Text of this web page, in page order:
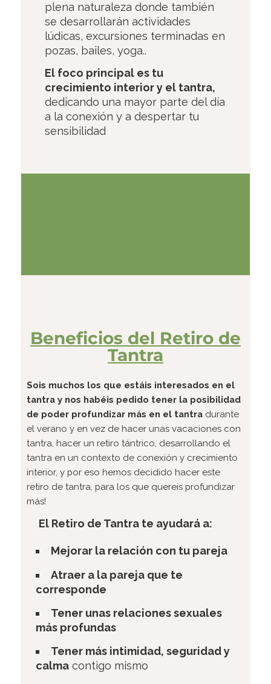
plena naturaleza donde también
se desarrollarán actividades
lúdicas, excursiones terminadas en
pozas, bailes, yoga..
El foco principal es tu
crecimiento interior y el tantra,
dedicando una mayor parte del día
a la conexión y a despertar tu
sensibilidad
Beneficios del Retiro de
Tantra
Sois muchos los que estáis interesados en el
tantra y nos habéis pedido tener la posibilidad
de poder profundizar más en el tantradurante
el verano y en vez de hacer unas vacaciones con
tantra, hacer un retiro tántrico, desarrollando el
tantra en un contexto de conexión y crecimiento
interior, y por eso hemos decidido hacer este
retiro de tantra, para los que quereis profundizar
más!
El Retiro de Tantra te ayudará a:
Mejorar la relación con tu pareja
Atraer a la pareja que te
corresponde
Tener unas relaciones sexuales
más profundas
Tener más intimidad, seguridad y
calmacontigo mismo